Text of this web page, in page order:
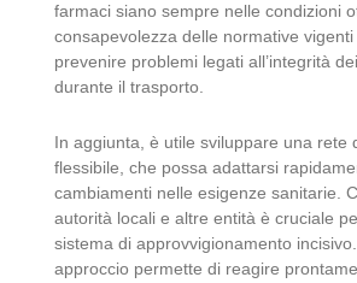
farmaci siano sempre nelle condizioni
consapevolezza delle normative vigenti
prevenire problemi legati all’integrità
durante il trasporto.
In aggiunta, è utile sviluppare una rete
flessibile, che possa adattarsi
cambiamenti nelle esigenze sanitarie.
autorità locali e altre entità è cruciale
sistema di approvvigionamento
approccio permette di reagire